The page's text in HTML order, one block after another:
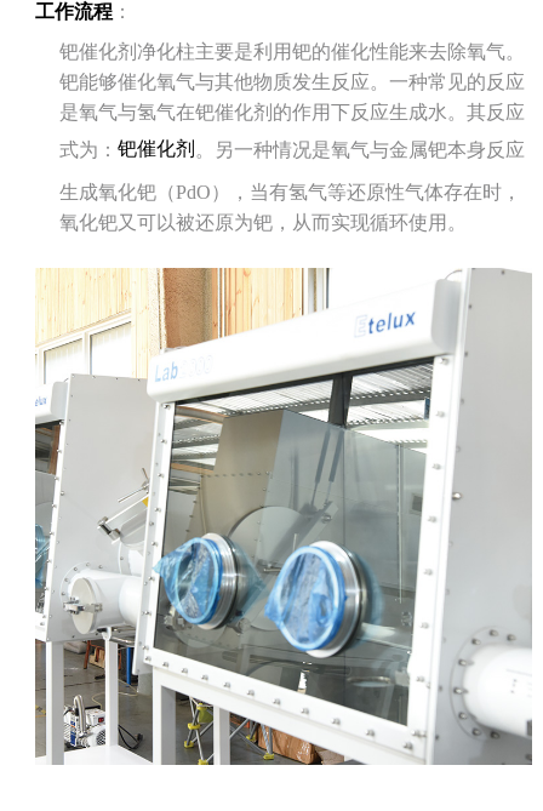
工作流程：
钯催化剂净化柱主要是利用钯的催化性能来去除氧气。
钯能够催化氧气与其他物质发生反应。一种常见的反应
是氧气与氢气在钯催化剂的作用下反应生成水。其反应
式为： 钯催化剂 。另一种情况是氧气与金属钯本身反应
生成氧化钯（PdO），当有氢气等还原性气体存在时，
氧化钯又可以被还原为钯，从而实现循环使用。